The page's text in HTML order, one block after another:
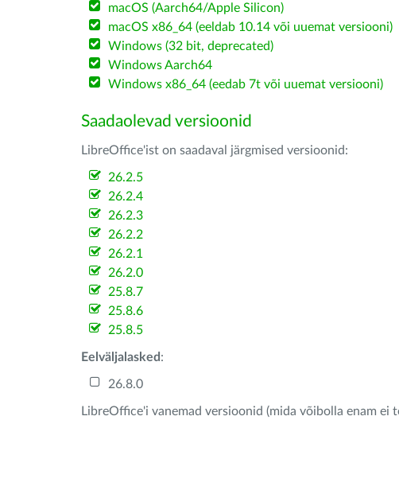
macOS (Aarch64/Apple Silicon)
macOS x86_64 (eeldab 10.14 või uuemat versiooni)
Windows (32 bit, deprecated)
Windows Aarch64
Windows x86_64 (eedab 7t või uuemat versiooni)
Saadaolevad versioonid
LibreOffice'ist on saadaval järgmised versioonid:
26.2.5
26.2.4
26.2.3
26.2.2
26.2.1
26.2.0
25.8.7
25.8.6
25.8.5
Eelväljalasked :
26.8.0
LibreOffice'i vanemad versioonid (mida võibolla enam ei